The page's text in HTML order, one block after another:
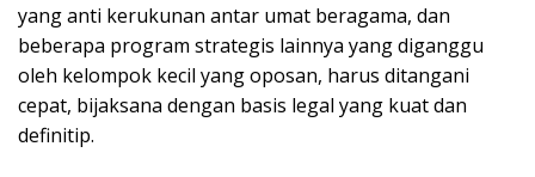
yang anti kerukunan antar umat beragama, dan
beberapa program strategis lainnya yang diganggu
oleh kelompok kecil yang oposan, harus ditangani
cepat, bijaksana dengan basis legal yang kuat dan
definitip.